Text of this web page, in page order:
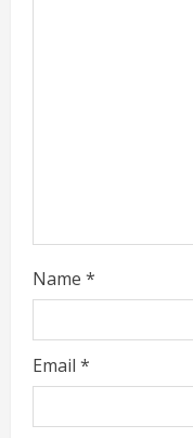
Name *
Email *